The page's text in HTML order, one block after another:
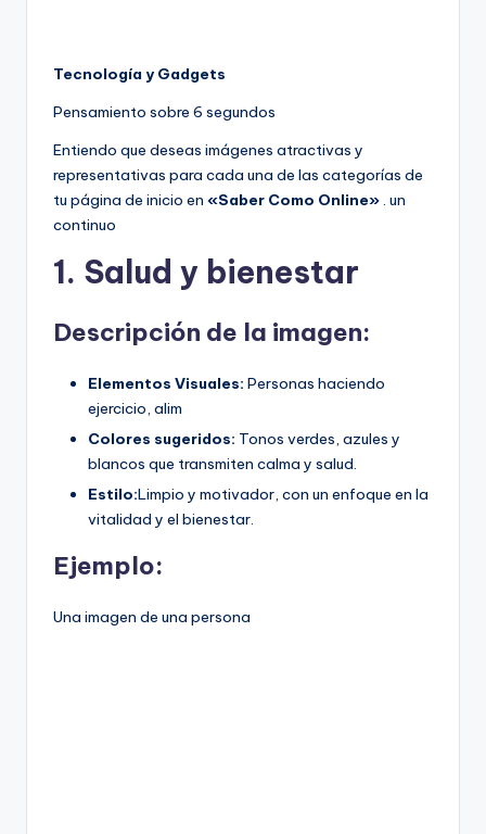
Tecnología y Gadgets
Pensamiento sobre 6 segundos
Entiendo que deseas imágenes atractivas y
representativas para cada una de las categorías de
tu página de inicio en «Saber Como Online». un
continuo
1. Salud y bienestar
Descripción de la imagen:
Elementos Visuales: Personas haciendo
ejercicio, alim
Colores sugeridos: Tonos verdes, azules y
blancos que transmiten calma y salud.
Estilo:Limpio y motivador, con un enfoque en la
vitalidad y el bienestar.
Ejemplo:
Una imagen de una persona